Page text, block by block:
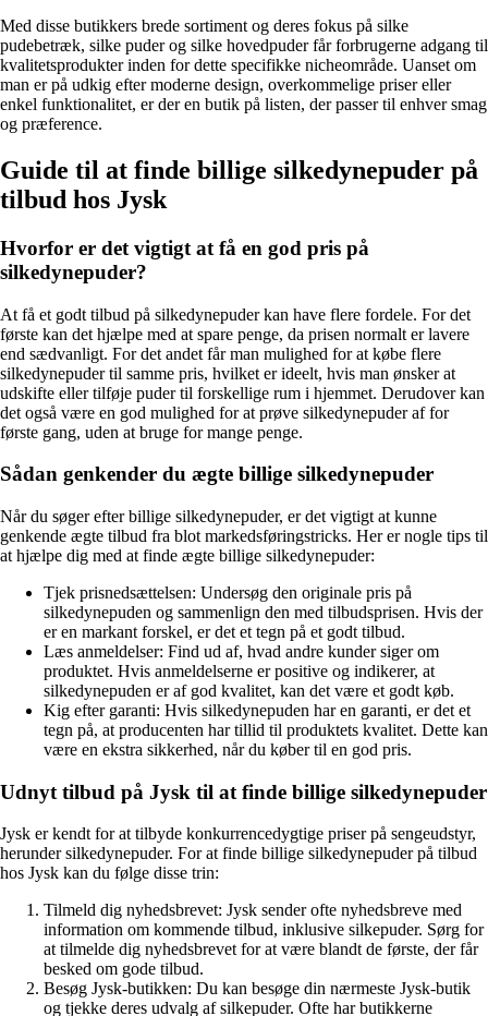
Med disse butikkers brede sortiment og deres fokus på silke
pudebetræk, silke puder og silke hovedpuder får forbrugerne adgang til
kvalitetsprodukter inden for dette specifikke nicheområde. Uanset om
man er på udkig efter moderne design, overkommelige priser eller
enkel funktionalitet, er der en butik på listen, der passer til enhver smag
og præference.
Guide til at finde billige silkedynepuder på
tilbud hos Jysk
Hvorfor er det vigtigt at få en god pris på
silkedynepuder?
At få et godt tilbud på silkedynepuder kan have flere fordele. For det
første kan det hjælpe med at spare penge, da prisen normalt er lavere
end sædvanligt. For det andet får man mulighed for at købe flere
silkedynepuder til samme pris, hvilket er ideelt, hvis man ønsker at
udskifte eller tilføje puder til forskellige rum i hjemmet. Derudover kan
det også være en god mulighed for at prøve silkedynepuder af for
første gang, uden at bruge for mange penge.
Sådan genkender du ægte billige silkedynepuder
Når du søger efter billige silkedynepuder, er det vigtigt at kunne
genkende ægte tilbud fra blot markedsføringstricks. Her er nogle tips til
at hjælpe dig med at finde ægte billige silkedynepuder:
Tjek prisnedsættelsen: Undersøg den originale pris på
silkedynepuden og sammenlign den med tilbudsprisen. Hvis der
er en markant forskel, er det et tegn på et godt tilbud.
Læs anmeldelser: Find ud af, hvad andre kunder siger om
produktet. Hvis anmeldelserne er positive og indikerer, at
silkedynepuden er af god kvalitet, kan det være et godt køb.
Kig efter garanti: Hvis silkedynepuden har en garanti, er det et
tegn på, at producenten har tillid til produktets kvalitet. Dette kan
være en ekstra sikkerhed, når du køber til en god pris.
Udnyt tilbud på Jysk til at finde billige silkedynepuder
Jysk er kendt for at tilbyde konkurrencedygtige priser på sengeudstyr,
herunder silkedynepuder. For at finde billige silkedynepuder på tilbud
hos Jysk kan du følge disse trin:
Tilmeld dig nyhedsbrevet: Jysk sender ofte nyhedsbreve med
information om kommende tilbud, inklusive silkepuder. Sørg for
at tilmelde dig nyhedsbrevet for at være blandt de første, der får
besked om gode tilbud.
Besøg Jysk-butikken: Du kan besøge din nærmeste Jysk-butik
og tjekke deres udvalg af silkepuder. Ofte har butikkerne